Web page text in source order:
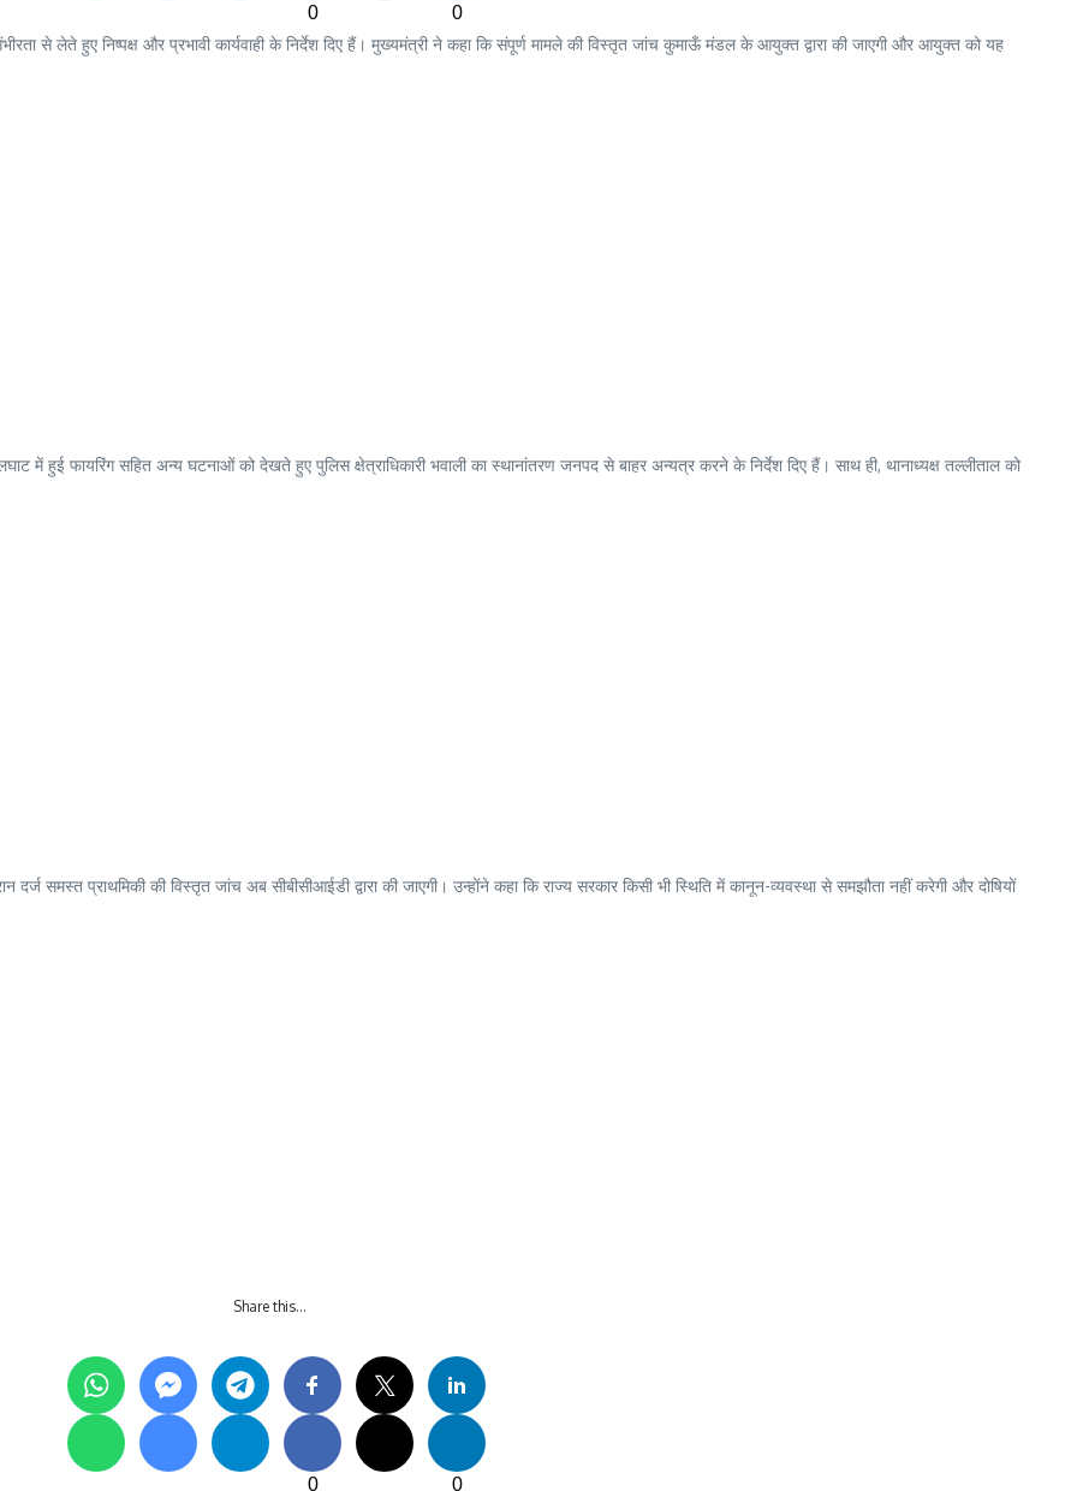
0
0
से लेते हुए निष्पक्ष और प्रभावी कार्यवाही के निर्देश दिए हैं। मुख्यमंत्री ने कहा कि संपूर्ण मामले की विस्तृत जांच कुमाऊँ मंडल के आयुक्त द्वारा की जाएगी और आयुक्त को यह
में हुई फायरिंग सहित अन्य घटनाओं को देखते हुए पुलिस क्षेत्राधिकारी भवाली का स्थानांतरण जनपद से बाहर अन्यत्र करने के निर्देश दिए हैं। साथ ही, थानाध्यक्ष तल्लीताल को
समस्त प्राथमिकी की विस्तृत जांच अब सीबीसीआईडी द्वारा की जाएगी। उन्होंने कहा कि राज्य सरकार किसी भी स्थिति में कानून-व्यवस्था से समझौता नहीं करेगी और दोषियों
Share this…
0 0